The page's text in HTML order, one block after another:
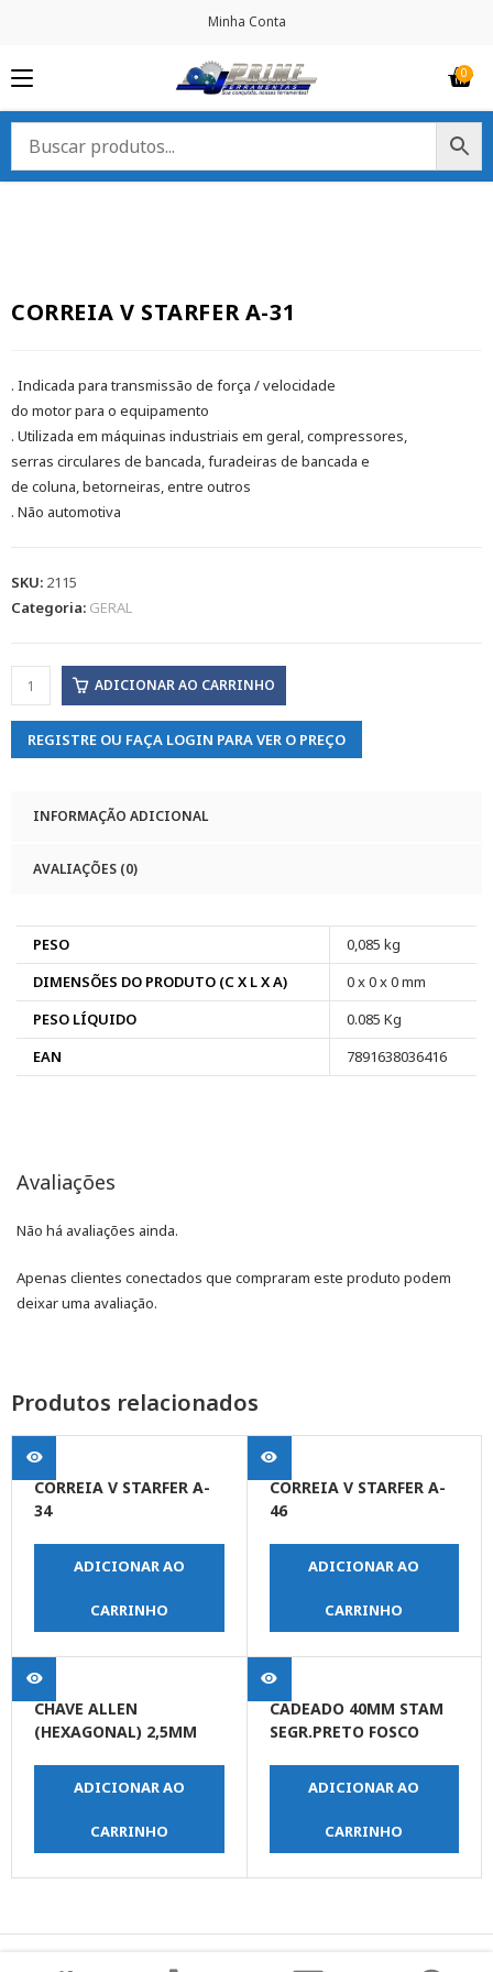
Minha Conta
CORREIA V STARFER A-31
. Indicada para transmissão de força / velocidade
do motor para o equipamento
. Utilizada em máquinas industriais em geral, compressores,
serras circulares de bancada, furadeiras de bancada e
de coluna, betorneiras, entre outros
. Não automotiva
SKU: 2115
Categoria: GERAL
ADICIONAR AO CARRINHO
REGISTRE OU FAÇA LOGIN PARA VER O PREÇO
INFORMAÇÃO ADICIONAL
AVALIAÇÕES (0)
PESO
0,085 kg
DIMENSÕES DO PRODUTO (C X L X A)
0 x 0 x 0 mm
PESO LÍQUIDO
0.085 Kg
EAN
7891638036416
Avaliações
Não há avaliações ainda.
Apenas clientes conectados que compraram este produto podem
deixar uma avaliação.
Produtos relacionados
CORREIA V STARFER A-
34
ADICIONAR AO
CARRINHO
CORREIA V STARFER A-
46
ADICIONAR AO
CARRINHO
CHAVE ALLEN
(HEXAGONAL) 2,5MM
ADICIONAR AO
CARRINHO
CADEADO 40MM STAM
SEGR.PRETO FOSCO
ADICIONAR AO
CARRINHO
© Copyright JPrime Ferramentas - Todos os Direitos